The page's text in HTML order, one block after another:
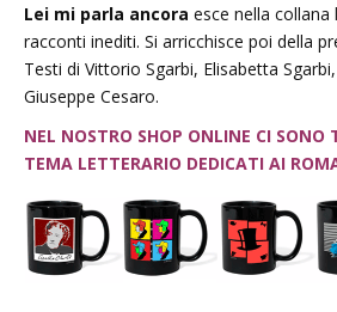
Lei mi parla ancora esce nella
racconti inediti. Si arricchisce poi della
Testi di Vittorio Sgarbi, Elisabetta
Giuseppe Cesaro.
NEL NOSTRO SHOP ONLINE CI
TEMA LETTERARIO DEDICATI AI